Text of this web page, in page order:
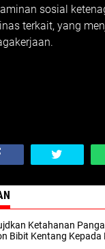
sosial
terkait, yang
Ketahanan
Bibit Kentang Kepada